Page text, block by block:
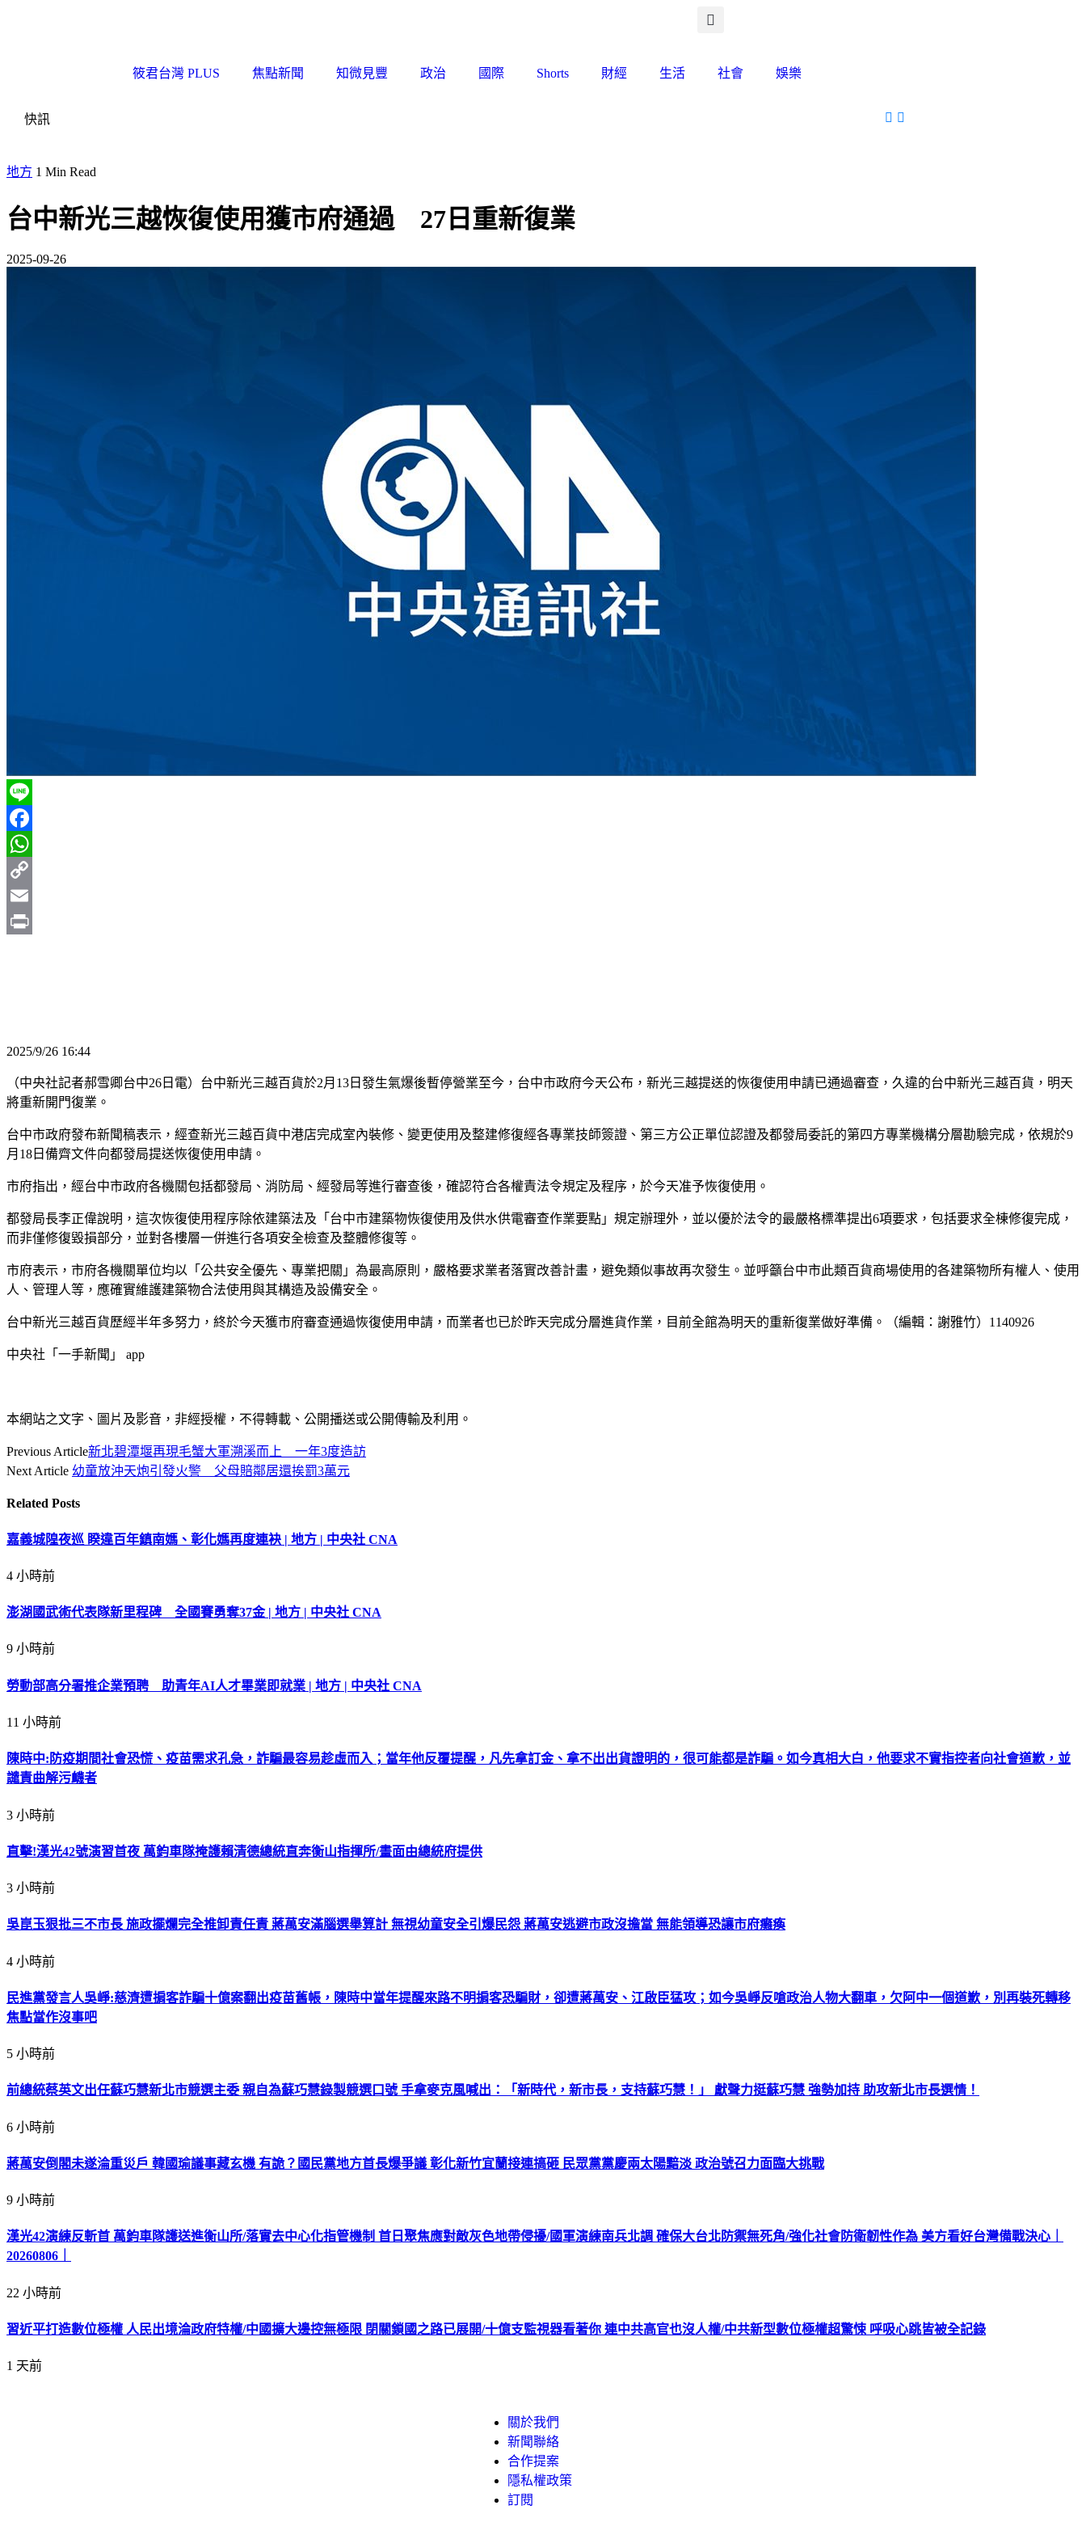
筱君台灣 PLUS 焦點新聞 知微見豐 政治 國際 Shorts 財經 生活 社會 娛樂
快訊
地方 1 Min Read
台中新光三越恢復使用獲市府通過 27日重新復業
2025-09-26
Line
Facebook
WhatsApp
Copy
Link
Email
2025/9/26 16:44
（中央社記者郝雪卿台中26日電）台中新光三越百貨於2月13日發生氣爆後暫停營業至今，台中市政府今天公布，新光三越提送的恢復使用申請已通過審查，久違的台中新光三越百貨，明天
將重新開門復業。
台中市政府發布新聞稿表示，經查新光三越百貨中港店完成室內裝修、變更使用及整建修復經各專業技師簽證、第三方公正單位認證及都發局委託的第四方專業機構分層勘驗完成，依規於9
月18日備齊文件向都發局提送恢復使用申請。
市府指出，經台中市政府各機關包括都發局、消防局、經發局等進行審查後，確認符合各權責法令規定及程序，於今天准予恢復使用。
都發局長李正偉說明，這次恢復使用程序除依建築法及「台中市建築物恢復使用及供水供電審查作業要點」規定辦理外，並以優於法令的最嚴格標準提出6項要求，包括要求全棟修復完成，
而非僅修復毀損部分，並對各樓層一併進行各項安全檢查及整體修復等。
市府表示，市府各機關單位均以「公共安全優先、專業把關」為最高原則，嚴格要求業者落實改善計畫，避免類似事故再次發生。並呼籲台中市此類百貨商場使用的各建築物所有權人、使用
人、管理人等，應確實維護建築物合法使用與其構造及設備安全。
台中新光三越百貨歷經半年多努力，終於今天獲市府審查通過恢復使用申請，而業者也已於昨天完成分層進貨作業，目前全館為明天的重新復業做好準備。（編輯：謝雅竹）1140926
中央社「一手新聞」 app
本網站之文字、圖片及影音，非經授權，不得轉載、公開播送或公開傳輸及利用。
Previous Article新北碧潭堰再現毛蟹大軍溯溪而上 一年3度造訪
Next Article 幼童放沖天炮引發火警 父母賠鄰居還挨罰3萬元
Related Posts
嘉義城隍夜巡 睽違百年鎮南媽、彰化媽再度連袂 | 地方 | 中央社 CNA
4 小時前
澎湖國武術代表隊新里程碑 全國賽勇奪37金 | 地方 | 中央社 CNA
9 小時前
勞動部高分署推企業預聘 助青年AI人才畢業即就業 | 地方 | 中央社 CNA
11 小時前
陳時中:防疫期間社會恐慌、疫苗需求孔急，詐騙最容易趁虛而入；當年他反覆提醒，凡先拿訂金、拿不出出貨證明的，很可能都是詐騙。如今真相大白，他要求不實指控者向社會道歉，並
譴責曲解污衊者
3 小時前
直擊!漢光42號演習首夜 萬鈞車隊掩護賴清德總統直奔衡山指揮所/畫面由總統府提供
3 小時前
吳崑玉狠批三不市長 施政擺爛完全推卸責任責 蔣萬安滿腦選舉算計 無視幼童安全引爆民怨 蔣萬安逃避市政沒擔當 無能領導恐讓市府癱瘓
4 小時前
民進黨發言人吳崢:慈濟遭掮客詐騙十億案翻出疫苗舊帳，陳時中當年提醒來路不明掮客恐騙財，卻遭蔣萬安、江啟臣猛攻；如今吳崢反嗆政治人物大翻車，欠阿中一個道歉，別再裝死轉移
焦點當作沒事吧
5 小時前
前總統蔡英文出任蘇巧慧新北市競選主委 親自為蘇巧慧錄製競選口號 手拿麥克風喊出：「新時代，新市長，支持蘇巧慧！」 獻聲力挺蘇巧慧 強勢加持 助攻新北市長選情！
6 小時前
蔣萬安倒閣未遂淪重災戶 韓國瑜議事藏玄機 有詭？國民黨地方首長爆爭議 彰化新竹宜蘭接連搞砸 民眾黨黨慶兩太陽黯淡 政治號召力面臨大挑戰
9 小時前
漢光42演練反斬首 萬鈞車隊護送進衡山所/落實去中心化指管機制 首日聚焦應對敵灰色地帶侵擾/國軍演練南兵北調 確保大台北防禦無死角/強化社會防衛韌性作為 美方看好台灣備戰決心｜
20260806｜
22 小時前
習近平打造數位極權 人民出境淪政府特權/中國擴大邊控無極限 閉關鎖國之路已展開/十億支監視器看著你 連中共高官也沒人權/中共新型數位極權超驚悚 呼吸心跳皆被全記錄
1 天前
關於我們
新聞聯絡
合作提案
隱私權政策
訂閱